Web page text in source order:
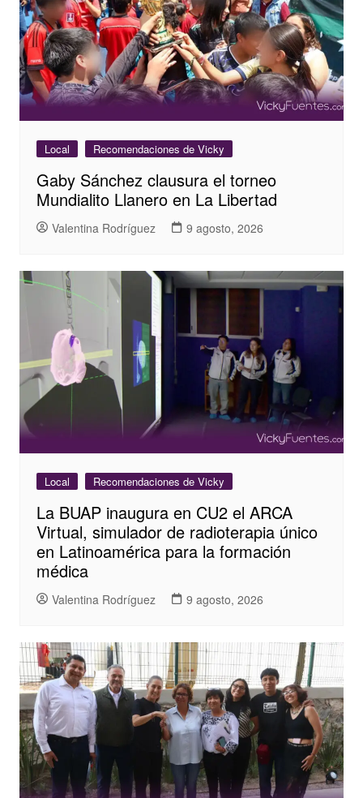
Local Recomendaciones de Vicky
Gaby Sánchez clausura el torneo
Mundialito Llanero en La Libertad
Valentina Rodríguez 9 agosto, 2026
Local Recomendaciones de Vicky
La BUAP inaugura en CU2 el ARCA
Virtual, simulador de radioterapia único
en Latinoamérica para la formación
médica
Valentina Rodríguez 9 agosto, 2026